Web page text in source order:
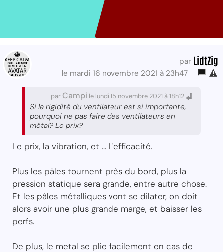
par LidtZig
le mardi 16 novembre 2021 à 23h47
par Campi le lundi 15 novembre 2021 à 18h12
Si la rigidité du ventilateur est si importante,
pourquoi ne pas faire des ventilateurs en
métal? Le prix?
Le prix, la vibration, et ... L'efficacité.
Plus les pâles tournent près du bord, plus la
pression statique sera grande, entre autre chose.
Et les pâles métalliques vont se dilater, on doit
alors avoir une plus grande marge, et baisser les
perfs.
De plus, le metal se plie facilement en cas de